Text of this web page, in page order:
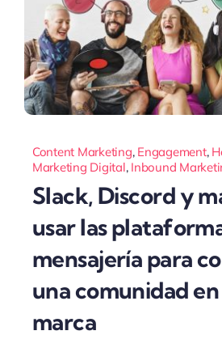
Content Marketing, Engagement,
Marketing Digital, Inbound
Slack, Discord y
usar las
mensajería para
una comunidad
marca